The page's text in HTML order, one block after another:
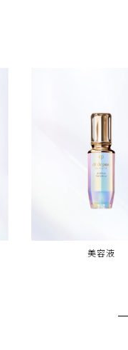
美容液